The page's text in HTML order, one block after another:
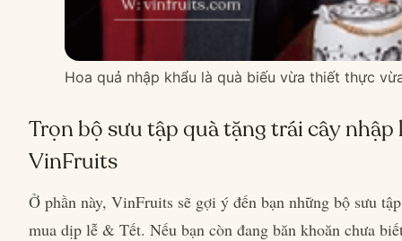
Hoa quả nhập khẩu là quà biếu vừa thiết thực
Trọn bộ sưu tập quà tặng trái cây
VinFruits
Ở phần này, VinFruits sẽ gợi ý đến bạn những bộ sưu
mua dịp lễ & Tết. Nếu bạn còn đang băn khoăn chưa